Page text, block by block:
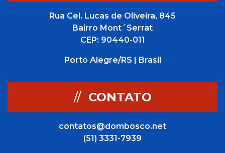
Rua Cel. Lucas de Oliveira, 845
Bairro Mont´Serrat
CEP: 90440-011
Porto Alegre/RS | Brasil
// CONTATO
contatos@dombosco.net
(51) 3331-7939